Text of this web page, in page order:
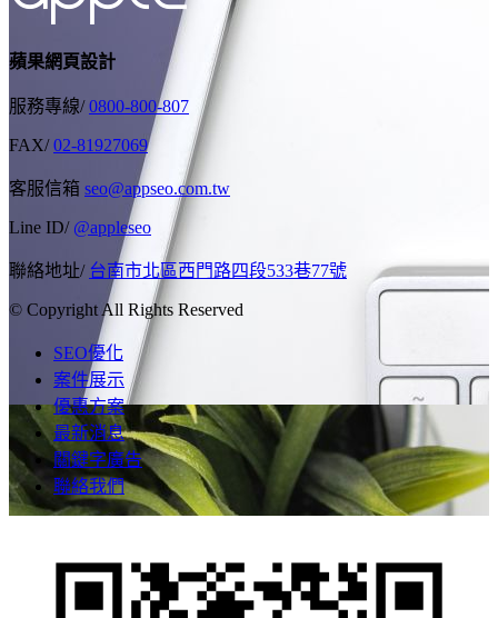
蘋果網頁設計
服務專線/0800-800-807
FAX/02-81927069
客服信箱 seo@appseo.com.tw
Line ID/ @appleseo
聯絡地址/ 台南市北區西門路四段533巷77號
© Copyright All Rights Reserved
SEO優化
案件展示
優惠方案
最新消息
關鍵字廣告
聯絡我們